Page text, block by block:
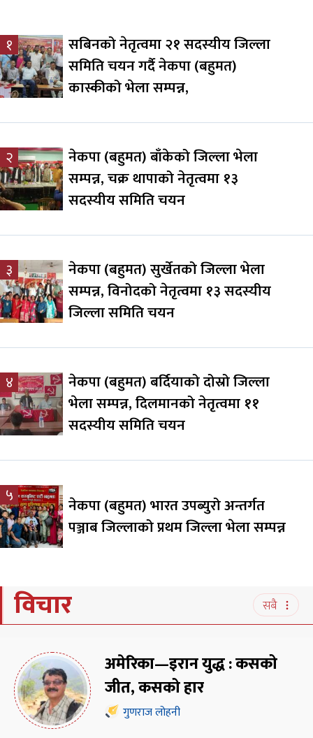
१
सबिनको नेतृत्वमा २१ सदस्यीय जिल्ला
समिति चयन गर्दै नेकपा (बहुमत)
कास्कीको भेला सम्पन्न,
२
नेकपा (बहुमत) बाँकेको जिल्ला भेला
सम्पन्न, चक्र थापाको नेतृत्वमा १३
सदस्यीय समिति चयन
३
नेकपा (बहुमत) सुर्खेतको जिल्ला भेला
सम्पन्न, विनोदको नेतृत्वमा १३ सदस्यीय
जिल्ला समिति चयन
४
नेकपा (बहुमत) बर्दियाको दोस्रो जिल्ला
भेला सम्पन्न, दिलमानको नेतृत्वमा ११
सदस्यीय समिति चयन
५
नेकपा (बहुमत) भारत उपब्युरो अन्तर्गत
पञ्जाब जिल्लाको प्रथम जिल्ला भेला सम्पन्न
विचार सबै
अमेरिका—इरान युद्ध : कसको
जीत, कसको हार
गुणराज लोहनी